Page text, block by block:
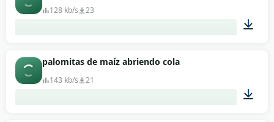
128 kb/s 23
palomitas de maíz abriendo cola
143 kb/s 21